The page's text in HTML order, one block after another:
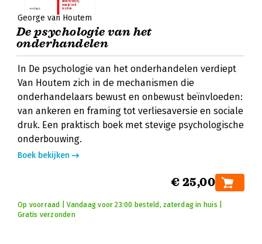
George van Houtem
De psychologie van het
onderhandelen
In De psychologie van het onderhandelen verdiept
Van Houtem zich in de mechanismen die
onderhandelaars bewust en onbewust beïnvloeden:
van ankeren en framing tot verliesaversie en sociale
druk. Een praktisch boek met stevige psychologische
onderbouwing.
Boek bekijken
€ 25,00
Op voorraad | Vandaag voor 23:00 besteld, zaterdag in huis |
Gratis verzonden